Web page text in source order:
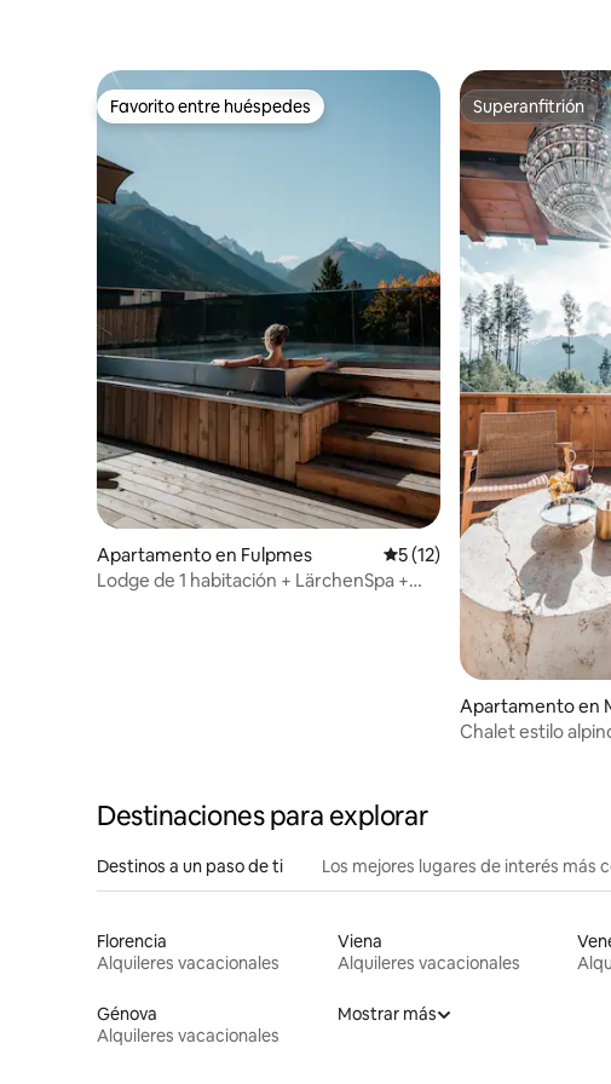
Favorito entre huéspedes
Favorito entre huéspedes
Apartamento en Fulpmes Calificación promedio: 5 de
5 (12)
Lodge de 1 habitación + LärchenSpa +
Superanfitrión
Superanfitrión
Apartamento en
Chalet estilo
Destinaciones para explorar
Destinos a un paso de ti Los mejores lugares de interés más
Florencia
Alquileres vacacionales
Viena
Alquileres vacacionales
Génova
Alquileres vacacionales
Mostrar más